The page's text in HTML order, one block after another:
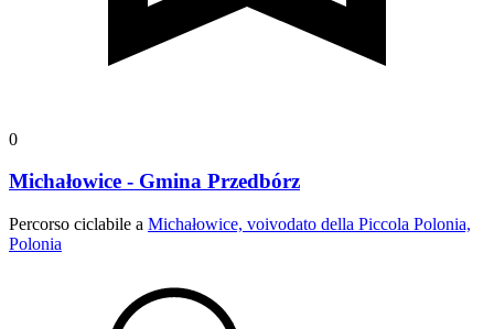
0
Michałowice - Gmina Przedbórz
Percorso ciclabile a Michałowice, voivodato della Piccola Polonia,
Polonia